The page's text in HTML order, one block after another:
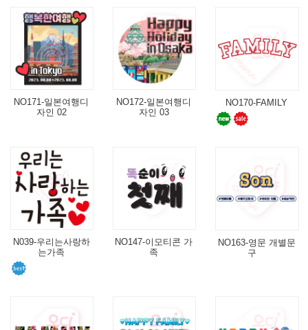
NO171-일본여행디
자인 02
NO172-일본여행디
자인 03
NO170-FAMILY
N039-우리는사랑하
는가족
NO147-이모티콘 가
족
NO163-영문 개별문
구